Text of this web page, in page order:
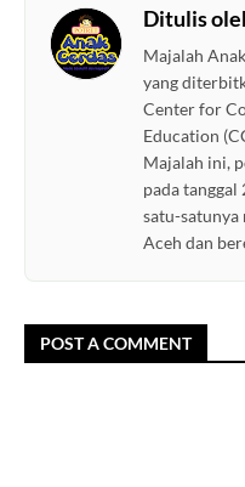
Ditulis
Majalah
yang
Center for
Education
Majalah ini,
pada
satu-satunya
Aceh dan
POST A COMMENT